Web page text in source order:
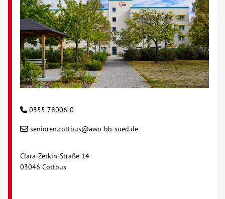
Suche
Kontakt
AWO BB Süd
0355 78006-0
senioren.cottbus@awo-bb-sued.de
Clara-Zetkin-Straße 14
03046 Cottbus